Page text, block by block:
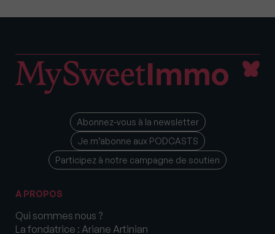
Abonnez-vous à la newsletter
Je m’abonne aux PODCASTS
Participez à notre campagne de soutien
A PROPOS
Qui sommes nous ?
La fondatrice : Ariane Artinian